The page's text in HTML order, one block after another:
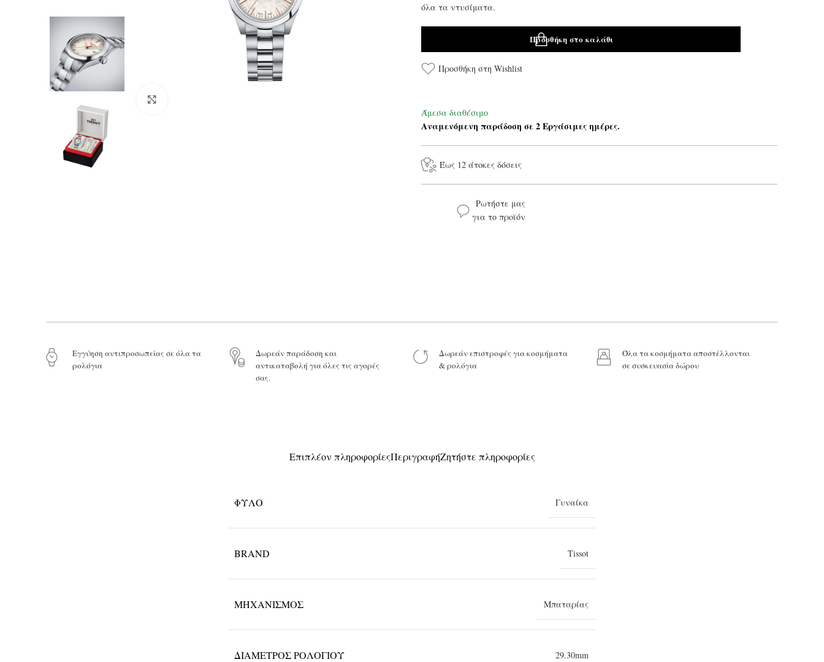
όλα τα ντυσίματα.
Προσθήκη στο καλάθι
Προσθήκη στη Wishlist
Άμεσα διαθέσιμο
Αναμενόμενη παράδοση σε 2 Εργάσιμες ημέρες.
Έως 12 άτοκες δόσεις
Ρωτήστε μας
για το προϊόν
Eγγύηση αντιπροσωπείας σε όλα τα
ρολόγια
Δωρεάν παράδοση και
αντικαταβολή για όλες τις αγορές
σας.
Δωρεάν επιστροφές για κοσμήματα
& ρολόγια
Όλα τα κοσμήματα αποστέλλονται
σε συσκευασία δώρου
Επιπλέον πληροφορίεςΠεριγραφήΖητήστε πληροφορίες
ΦΎΛΟ Γυναίκα
BRAND Tissot
ΜΗΧΑΝΙΣΜΌΣ Μπαταρίας
ΔΙΆΜΕΤΡΟΣ ΡΟΛΟΓΙΟΎ 29.30mm